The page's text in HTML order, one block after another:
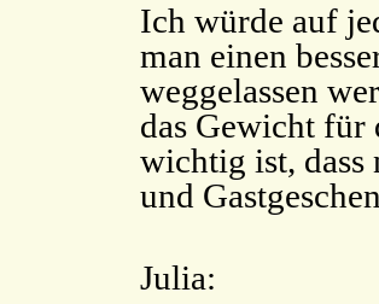
Ich würde auf
man einen
weggelassen
das Gewicht für
wichtig ist, dass
und
Julia: